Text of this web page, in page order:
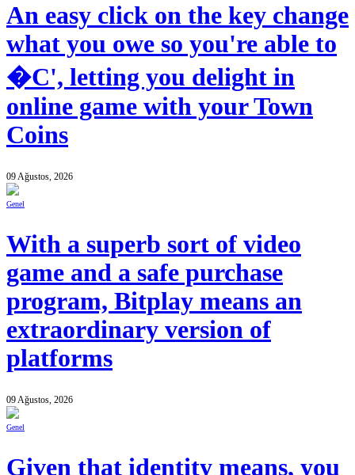
An easy click on the key change
what you owe so you're able to
�C', letting you delight in
online game with your Town
Coins
09 Ağustos, 2026
Genel
With a superb sort of video
game and a safe purchase
program, Bitplay means an
extraordinary version of
platforms
09 Ağustos, 2026
Genel
Given that identity means, you